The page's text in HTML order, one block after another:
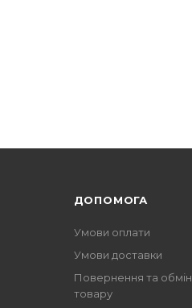
ДОПОМОГА
Умови оплати
Умови доставки
Повернення та обмін
товару